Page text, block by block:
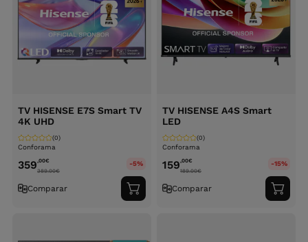
TV HISENSE E7S Smart TV
4K UHD
Conforama
(0)
359,00€
389.00€
-5%
Comparar
Adicionar
ao
TV HISENSE A4S Smart
LED
Conforama
(0)
159,00€
189.00€
-15%
Comparar
ao